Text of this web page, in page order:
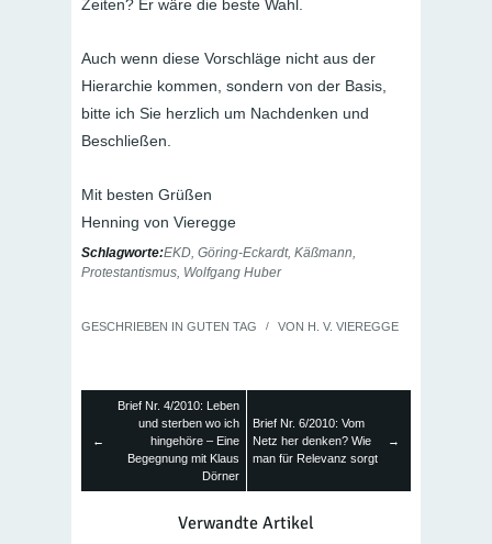
Zeiten? Er wäre die beste Wahl.
Auch wenn diese Vorschläge nicht aus der
Hierarchie kommen, sondern von der Basis,
bitte ich Sie herzlich um Nachdenken und
Beschließen.
Mit besten Grüßen
Henning von Vieregge
Schlagworte:EKD Göring-Eckardt, Käßmann
Protestantismus Wolfgang Huber
GESCHRIEBEN IN GUTEN TAG / VON H. V. VIEREGGE
←
Brief Nr. 4/2010: Leben
und sterben wo ich
hingehöre – Eine
Begegnung mit Klaus
Dörner
Brief Nr. 6/2010: Vom
Netz her denken? Wie
man für Relevanz sorgt
→
Verwandte Artikel